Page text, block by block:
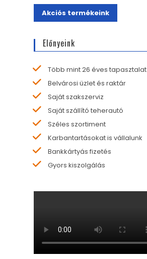
Akciós termékeink
Előnyeink
Több mint 26 éves tapasztalat
Belvárosi üzlet és raktár
Saját szakszerviz
Saját szállító teherautó
Széles szortiment
Karbantartásokat is vállalunk
Bankkártyás fizetés
Gyors kiszolgálás